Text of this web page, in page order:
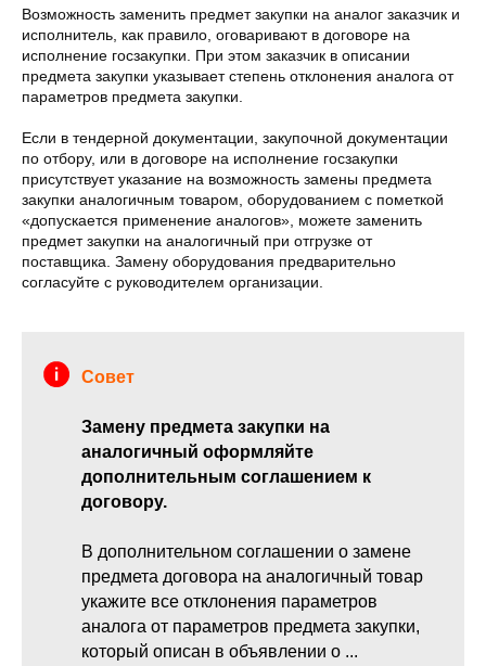
Возможность заменить предмет закупки на аналог заказчик и
исполнитель, как правило, оговаривают в договоре на
исполнение госзакупки. При этом заказчик в описании
предмета закупки указывает степень отклонения аналога от
параметров предмета закупки.
Если в тендерной документации, закупочной документации
по отбору, или в договоре на исполнение госзакупки
присутствует указание на возможность замены предмета
закупки аналогичным товаром, оборудованием с пометкой
«допускается применение аналогов», можете заменить
предмет закупки на аналогичный при отгрузке от
поставщика. Замену оборудования предварительно
согласуйте с руководителем организации.
Совет
Замену предмета закупки на
аналогичный оформляйте
дополнительным соглашением к
договору.
В дополнительном соглашении о замене
предмета договора на аналогичный товар
укажите все отклонения параметров
аналога от параметров предмета закупки,
который описан в объявлении о ...